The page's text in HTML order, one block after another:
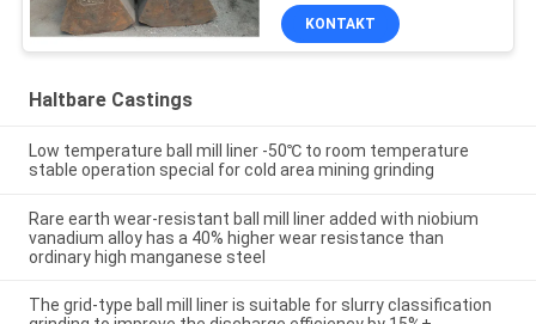
Legierungs-Form-Stahl-
Hammer EB19047
KONTAKT
Haltbare Castings
Low temperature ball mill liner -50℃ to room temperature
stable operation special for cold area mining grinding
Rare earth wear-resistant ball mill liner added with niobium
vanadium alloy has a 40% higher wear resistance than
ordinary high manganese steel
The grid-type ball mill liner is suitable for slurry classification